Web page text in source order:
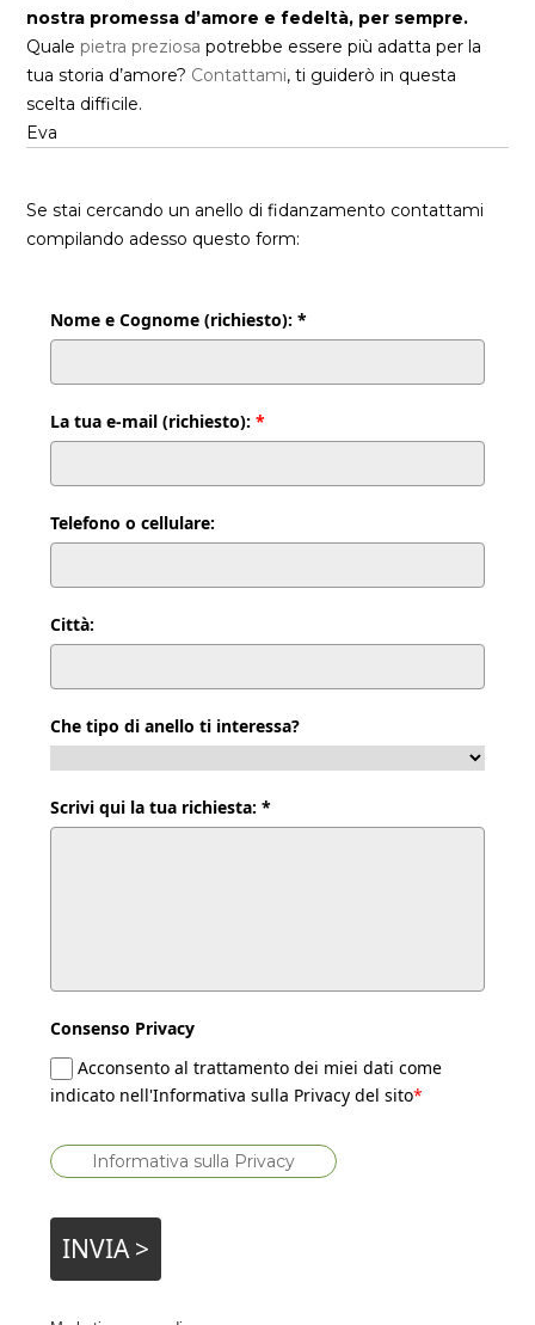
nostra promessa d’amore e fedeltà, per sempre.
Quale pietra preziosa potrebbe essere più adatta per la
tua storia d’amore? Contattami, ti guiderò in questa
scelta difficile.
Eva
Se stai cercando un anello di fidanzamento contattami
compilando adesso questo form:
Nome e Cognome (richiesto): *
La tua e-mail (richiesto):*
Telefono o cellulare:
Città:
Che tipo di anello ti interessa?
Scrivi qui la tua richiesta: *
Consenso Privacy
Acconsento al trattamento dei miei dati come
indicato nell'Informativa sulla Privacy del sito*
Informativa sulla Privacy
INVIA >